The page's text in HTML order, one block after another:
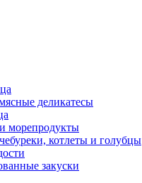
деликатесы
морепродукты
котлеты и голубцы
закуски